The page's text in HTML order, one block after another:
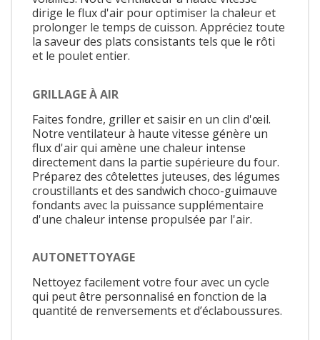
dirige le flux d'air pour optimiser la chaleur et
prolonger le temps de cuisson. Appréciez toute
la saveur des plats consistants tels que le rôti
et le poulet entier.
GRILLAGE À AIR
Faites fondre, griller et saisir en un clin d'œil.
Notre ventilateur à haute vitesse génère un
flux d'air qui amène une chaleur intense
directement dans la partie supérieure du four.
Préparez des côtelettes juteuses, des légumes
croustillants et des sandwich choco-guimauve
fondants avec la puissance supplémentaire
d'une chaleur intense propulsée par l'air.
AUTONETTOYAGE
Nettoyez facilement votre four avec un cycle
qui peut être personnalisé en fonction de la
quantité de renversements et d’éclaboussures.